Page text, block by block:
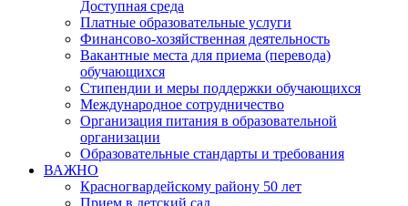
Доступная среда
Платные образовательные услуги
Финансово-хозяйственная деятельность
Вакантные места для приема (перевода)
обучающихся
Стипендии и меры поддержки обучающихся
Международное сотрудничество
Организация питания в образовательной
организации
Образовательные стандарты и требования
ВАЖНО
Красногвардейскому району 50 лет
Прием в детский сад